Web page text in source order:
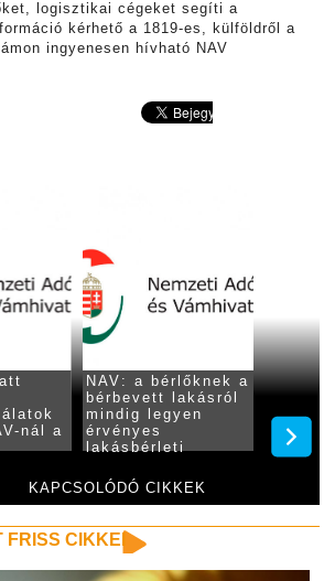
logisztikai cégeket segíti a
kérhető a 1819-es, külföldről a
ingyenesen hívható NAV
KAPCSOLÓDÓ CIKKEK
nál a
NAV: a bérlőknek a
bérbevett lakásról
mindig legyen
érvényes
lakásbérleti
Több
közzé
éves
FRISS CIKKEI